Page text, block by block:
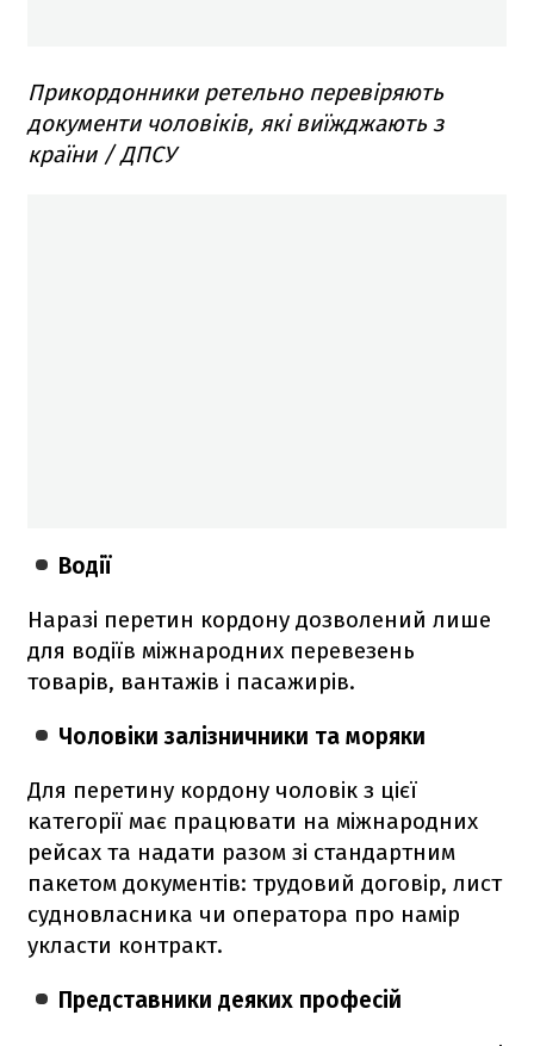
Прикордонники ретельно перевіряють
документи чоловіків, які виїжджають з
країни / ДПСУ
Водії
Наразі перетин кордону дозволений лише
для водіїв міжнародних перевезень
товарів, вантажів і пасажирів.
Чоловіки залізничники та моряки
Для перетину кордону чоловік з цієї
категорії має працювати на міжнародних
рейсах та надати разом зі стандартним
пакетом документів: трудовий договір, лист
судновласника чи оператора про намір
укласти контракт.
Представники деяких професій